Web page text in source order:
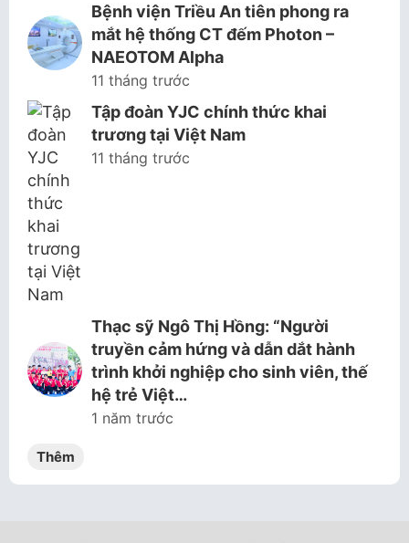
Bệnh viện Triều An tiên phong ra
mắt hệ thống CT đếm Photon –
NAEOTOM Alpha
11 tháng trước
Tập đoàn YJC chính thức khai
trương tại Việt Nam
11 tháng trước
Thạc sỹ Ngô Thị Hồng: “Người
truyền cảm hứng và dẫn dắt hành
trình khởi nghiệp cho sinh viên, thế
hệ trẻ Việt…
1 năm trước
Thêm